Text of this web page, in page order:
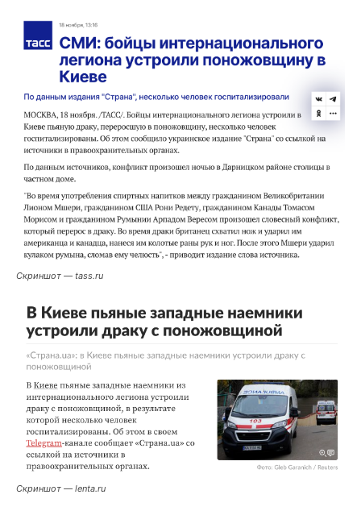
Скриншот — tass.ru
Скриншот — lenta.ru